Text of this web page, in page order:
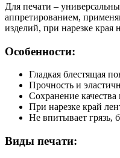
Для печати –
аппретированием,
изделий, при нарезке края
Особенности:
Гладкая блестящая
Прочность и
Сохранение
При нарезке край
Не впитывает грязь,
Виды печати: